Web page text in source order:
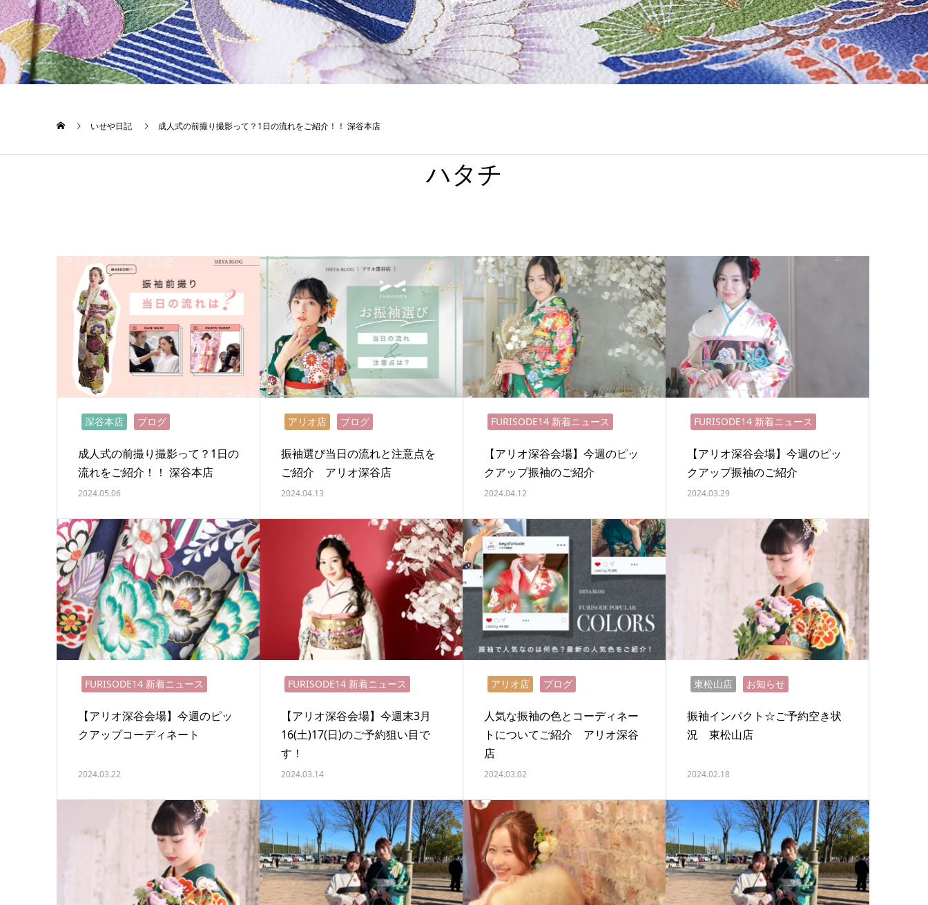
いせや日記 成人式の前撮り撮影って？1日の流れをご紹介！！ 深谷本店
ハタチ
深谷本店 ブログ
成人式の前撮り撮影って？1日の
流れをご紹介！！ 深谷本店
2024.05.06
アリオ店 ブログ
振袖選び当日の流れと注意点を
ご紹介 アリオ深谷店
2024.04.13
FURISODE14 新着ニュース
【アリオ深谷会場】今週のピッ
クアップ振袖のご紹介
2024.04.12
FURISODE14 新着ニュース
【アリオ深谷会場】今週のピッ
クアップ振袖のご紹介
2024.03.29
FURISODE14 新着ニュース
【アリオ深谷会場】今週のピッ
クアップコーディネート
2024.03.22
FURISODE14 新着ニュース
【アリオ深谷会場】今週末3月
16(土)17(日)のご予約狙い目で
す！
2024.03.14
アリオ店 ブログ
人気な振袖の色とコーディネー
トについてご紹介 アリオ深谷
店
2024.03.02
東松山店 お知らせ
振袖インパクト☆ご予約空き状
況 東松山店
2024.02.18